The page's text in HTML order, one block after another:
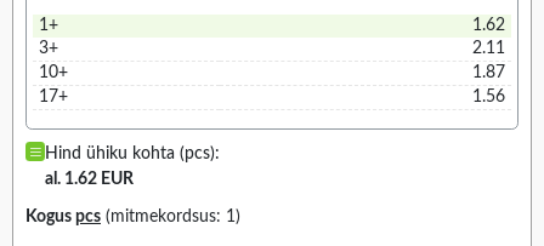
1+
1.62
3+
2.11
10+
1.87
17+
1.56
Hind ühiku kohta (pcs):
al. 1.62 EUR
Kogus pcs (mitmekordsus: 1)